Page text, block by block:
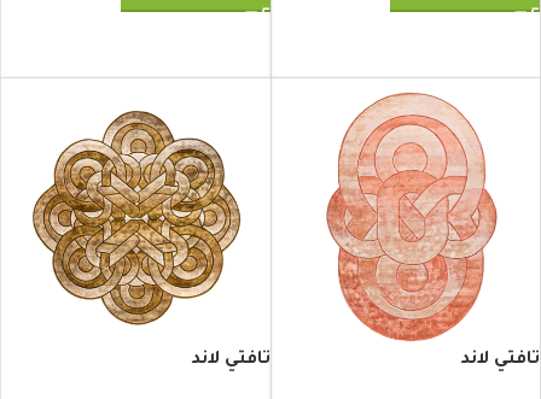
تافتي لاند تافتي لاند